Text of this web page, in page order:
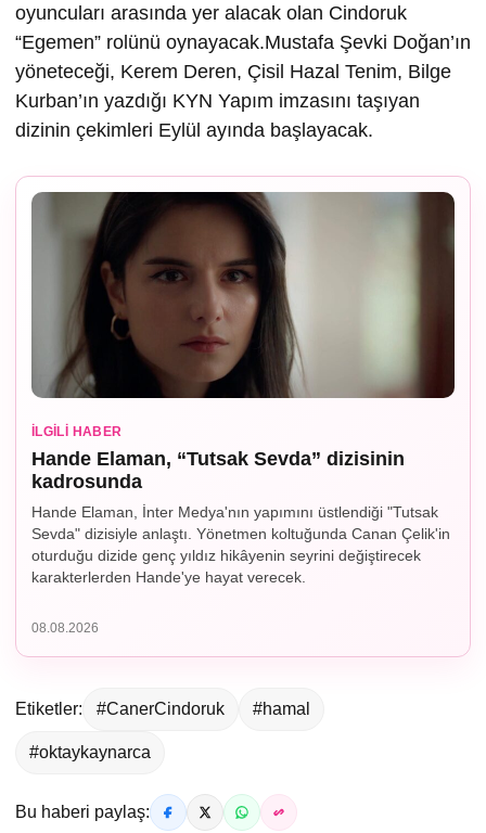
oyuncuları arasında yer alacak olan Cindoruk
“Egemen” rolünü oynayacak.Mustafa Şevki Doğan’ın
yöneteceği, Kerem Deren, Çisil Hazal Tenim, Bilge
Kurban’ın yazdığı KYN Yapım imzasını taşıyan
dizinin çekimleri Eylül ayında başlayacak.
İLGILI HABER
Hande Elaman, “Tutsak Sevda” dizisinin
kadrosunda
Hande Elaman, İnter Medya'nın yapımını üstlendiği "Tutsak
Sevda" dizisiyle anlaştı. Yönetmen koltuğunda Canan Çelik'in
oturduğu dizide genç yıldız hikâyenin seyrini değiştirecek
karakterlerden Hande'ye hayat verecek.
08.08.2026
Etiketler: #CanerCindoruk #hamal
#oktaykaynarca
Bu haberi paylaş: